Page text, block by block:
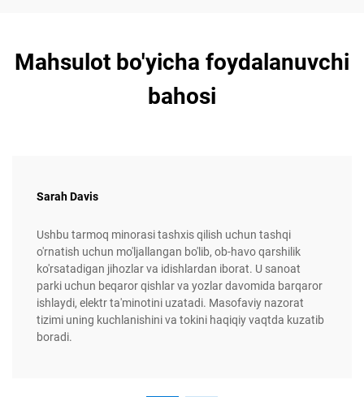
Mahsulot bo'yicha foydalanuvchi
bahosi
Sarah Davis
Ushbu tarmoq minorasi tashxis qilish uchun tashqi
o'rnatish uchun mo'ljallangan bo'lib, ob-havo qarshilik
ko'rsatadigan jihozlar va idishlardan iborat. U sanoat
parki uchun beqaror qishlar va yozlar davomida barqaror
ishlaydi, elektr ta'minotini uzatadi. Masofaviy nazorat
tizimi uning kuchlanishini va tokini haqiqiy vaqtda kuzatib
boradi.